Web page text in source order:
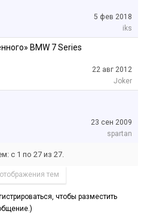
5 фев 2018
iks
BMW 7 Series
22 авг 2012
Joker
23 сен 2009
spartan
с 1 по 27 из 27.
тем
чтобы разместить